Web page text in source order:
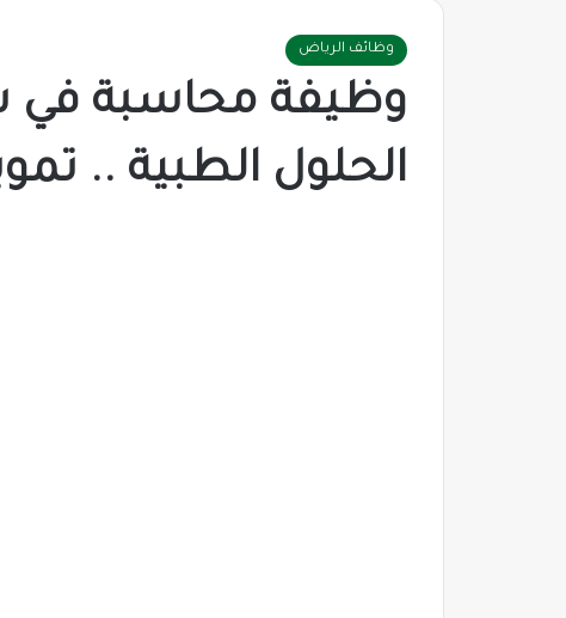
وظائف الرياض
وظيفة محاسبة
الحلول الطبية ..